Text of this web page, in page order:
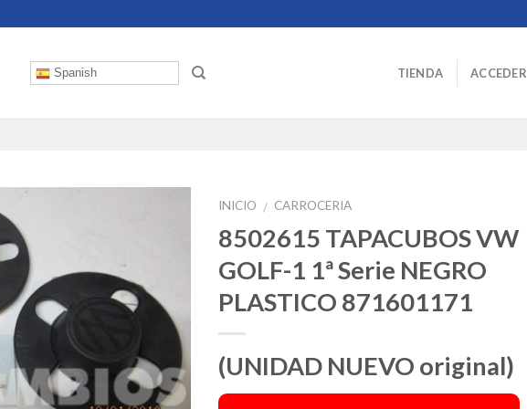
Spanish TIENDA ACCEDER
INICIO / CARROCERIA
8502615 TAPACUBOS VW
GOLF-1 1ª Serie NEGRO
PLASTICO 871601171
(UNIDAD NUEVO original)